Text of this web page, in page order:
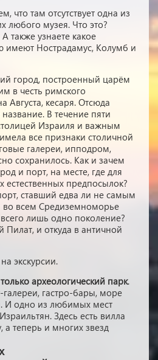
что там отсутствует одна из
любого музея. Что это?
также узнаете какое
имеют Нострадамус, Колумб и
город, построенный царём
в честь римского
Августа, кесаря. Отсюда
В течение пяти
Израиля и важным
все признаки столичной
галереи, ипподром,
сохранилось. Как и зачем
и порт, на месте, где для
естественных предпосылок?
ставший едва ли не самым
всем Средиземноморье
лишь одно поколение?
и откуда в античной
экскурсии.
археологический парк.
гастро-бары, море
И одно из любимых мест
Здесь есть вилла
а теперь и многих звезд